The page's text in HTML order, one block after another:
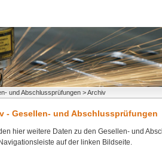
und Abschlussprüfungen > Archiv
- Gesellen- und Abschlussprüfungen
hier weitere Daten zu den Gesellen- und
auf der linken Bildseite.